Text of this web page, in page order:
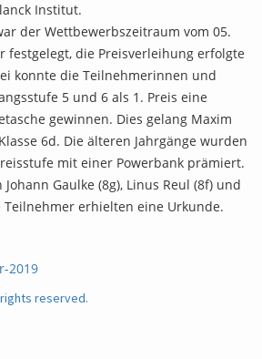
Institut.
der Wettbewerbszeitraum vom 05.
festgelegt, die Preisverleihung erfolgte
konnte die Teilnehmerinnen und
5 und 6 als 1. Preis eine
gewinnen. Dies gelang Maxim
6d. Die älteren Jahrgänge wurden
mit einer Powerbank prämiert.
Gaulke (8g), Linus Reul (8f) und
Teilnehmer erhielten eine Urkunde.
2019
reserved.